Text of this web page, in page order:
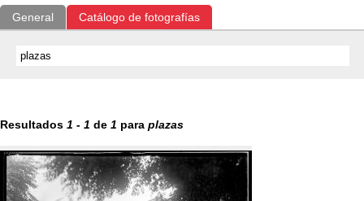
General Catálogo de fotografías
Resultados 1 - 1 de 1 para plazas